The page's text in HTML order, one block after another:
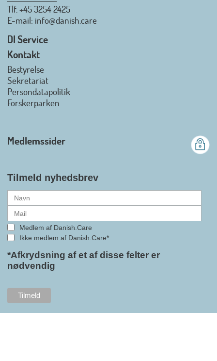
Danish.Care - Branchen for
hjælpemidler og
Danish.Care fra den 01. juli 2026
officielt kan kalde sig for
medlemsforening i DI - Dansk
gennemslagskraft og skabe
hjælpemidler samt give
medlemmerne adgang til en
alle formaliteterne nu er på plads
i samarbejdet mellem
Danish.Care og DI glæder
bestyrelsesleder i Danish.Care,
Claus Ipsen. Han betragter
fremtidssikring af Danish.Care,
som både er med til at styrke
brancheforeningen i sig selv,
Tlf. +45 3254 2425
E-mail: info@danish.care
DI Service
Kontakt
Bestyrelse
Sekretariat
Persondatapolitik
Forskerparken
Medlemssider
Tilmeld nyhedsbrev
Medlem af Danish.Care
Ikke medlem af Danish.Care*
*Afkrydsning af et af disse felter er
nødvendig